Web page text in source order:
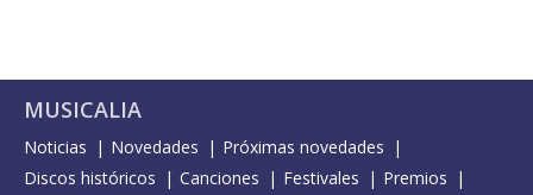
MUSICALIA
Noticias Novedades
Próximas novedades
Discos históricos
Canciones Festivales
Premios